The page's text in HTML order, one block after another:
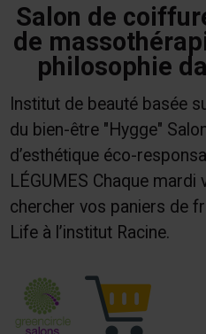
Salon de
de
philosophie
Institut de beauté basée
du bien-être "Hygge"
d’esthétique éco-
LÉGUMES Chaque mardi
chercher vos paniers de
Life à l’institut Racine.